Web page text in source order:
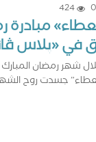
0
424
مبادرة
في «پلاس
شهر رمضان
جسدت روح